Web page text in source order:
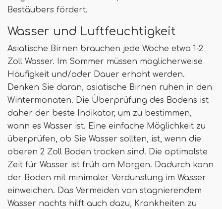
Bestäubers fördert.
Wasser und Luftfeuchtigkeit
Asiatische Birnen brauchen jede Woche etwa 1-2
Zoll Wasser. Im Sommer müssen möglicherweise
Häufigkeit und/oder Dauer erhöht werden.
Denken Sie daran, asiatische Birnen ruhen in den
Wintermonaten. Die Überprüfung des Bodens ist
daher der beste Indikator, um zu bestimmen,
wann es Wasser ist. Eine einfache Möglichkeit zu
überprüfen, ob Sie Wasser sollten, ist, wenn die
oberen 2 Zoll Boden trocken sind. Die optimalste
Zeit für Wasser ist früh am Morgen. Dadurch kann
der Boden mit minimaler Verdunstung im Wasser
einweichen. Das Vermeiden von stagnierendem
Wasser nachts hilft auch dazu, Krankheiten zu